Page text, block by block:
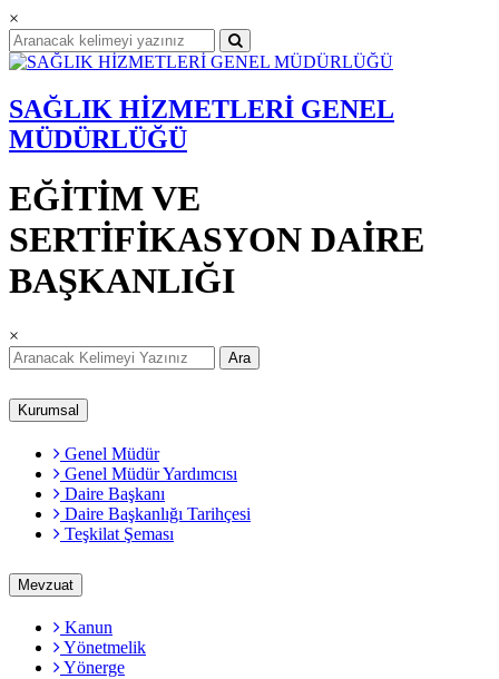
×
SAĞLIK HİZMETLERİ GENEL
MÜDÜRLÜĞÜ
EĞİTİM VE
SERTİFİKASYON DAİRE
BAŞKANLIĞI
×
Ara
Kurumsal
Genel Müdür
Genel Müdür Yardımcısı
Daire Başkanı
Daire Başkanlığı Tarihçesi
Teşkilat Şeması
Mevzuat
Kanun
Yönetmelik
Yönerge